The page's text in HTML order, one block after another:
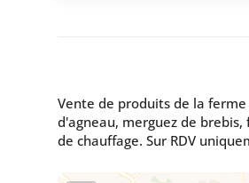
Vente de produits de la ferme
d'agneau, merguez de brebis,
de chauffage. Sur RDV